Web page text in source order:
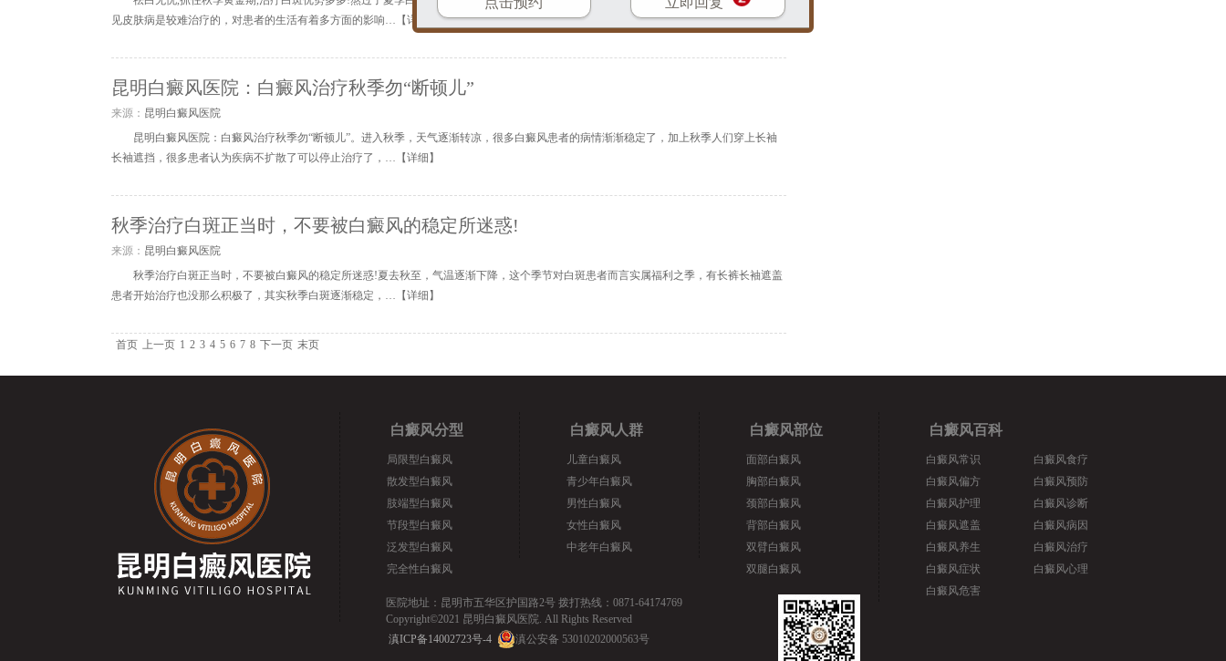
见皮肤病是较难治疗的，对患者的生活有着多方面的影响…【详细
昆明白癜风医院：白癜风治疗秋季勿“断顿儿”
来源： 昆明白癜风医院
昆明白癜风医院：白癜风治疗秋季勿“断顿儿”。进入秋季，天气逐渐转凉，很多白癜风患者的病情渐渐稳定了，加上秋季人们穿上长袖
长袖遮挡，很多患者认为疾病不扩散了可以停止治疗了，…【详细 】
秋季治疗白斑正当时，不要被白癜风的稳定所迷惑!
来源： 昆明白癜风医院
秋季治疗白斑正当时，不要被白癜风的稳定所迷惑!夏去秋至，气温逐渐下降，这个季节对白斑患者而言实属福利之季，有长裤长袖遮盖
患者开始治疗也没那么积极了，其实秋季白斑逐渐稳定，…【详细 】
首页 上一页 1 2 3 4 5 6 7 8 下一页 末页
白癜风分型
局限型白癜风
散发型白癜风
肢端型白癜风
节段型白癜风
泛发型白癜风
完全性白癜风
白癜风人群
儿童白癜风
青少年白癜风
男性白癜风
女性白癜风
中老年白癜风
白癜风部位
面部白癜风
胸部白癜风
颈部白癜风
背部白癜风
双臂白癜风
双腿白癜风
白癜风百科
白癜风常识
白癜风偏方
白癜风护理
白癜风遮盖
白癜风养生
白癜风症状
白癜风危害
白癜风食疗
白癜风预防
白癜风诊断
白癜风病因
白癜风治疗
白癜风心理
医院地址：昆明市五华区护国路2号 拨打热线：0871-64174769
Copyright©2021 昆明白癜风医院. All Rights Reserved
滇ICP备14002723号-4
滇公安备 53010202000563号